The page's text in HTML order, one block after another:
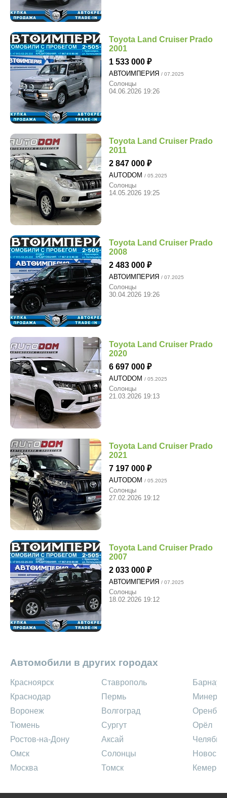
Toyota Land Cruiser Prado
2001
1 533 000
АВТОИМПЕРИЯ / 07.2025
Солонцы
04.06.2026 19:26
Toyota Land Cruiser Prado
2011
2 847 000
AUTODOM / 05.2025
Солонцы
14.05.2026 19:25
Toyota Land Cruiser Prado
2008
2 483 000
АВТОИМПЕРИЯ / 07.2025
Солонцы
30.04.2026 19:26
Toyota Land Cruiser Prado
2020
6 697 000
AUTODOM / 05.2025
Солонцы
21.03.2026 19:13
Toyota Land Cruiser Prado
2021
7 197 000
AUTODOM / 05.2025
Солонцы
27.02.2026 19:12
Toyota Land Cruiser Prado
2007
2 033 000
АВТОИМПЕРИЯ / 07.2025
Солонцы
18.02.2026 19:12
Автомобили в других городах
Красноярск
Краснодар
Воронеж
Тюмень
Ростов-на-Дону
Омск
Москва
Ставрополь
Пермь
Волгоград
Сургут
Аксай
Солонцы
Томск
Барнаул
Орёл